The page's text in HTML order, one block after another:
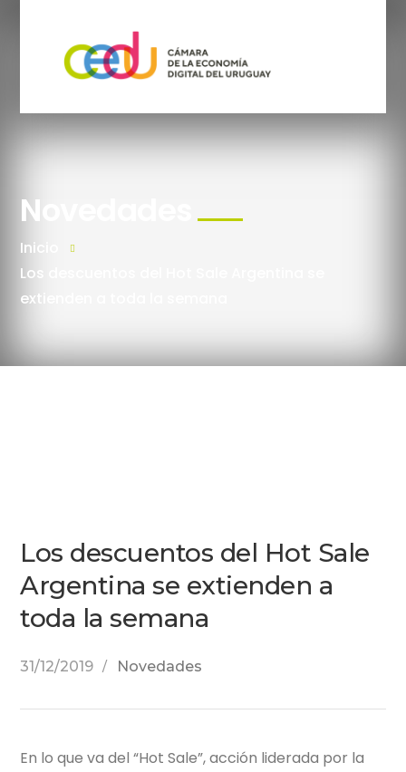
Novedades
Inicio
Los descuentos del Hot Sale Argentina se
extienden a toda la semana
Los descuentos del Hot Sale
Argentina se extienden a
toda la semana
31/12/2019 Novedades
En lo que va del “Hot Sale”, acción liderada por la